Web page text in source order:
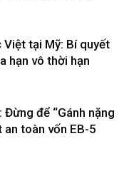
Việt tại Mỹ: Bí quyết
hạn vô thời hạn
để “Gánh nặng
an toàn vốn EB-5